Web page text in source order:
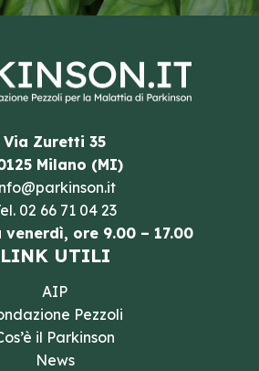
Via Zuretti 35
Milano (MI)
02 66 71 04 23
ore 9.00 – 17.00
LINK UTILI
AIP
Pezzoli
il Parkinson
News